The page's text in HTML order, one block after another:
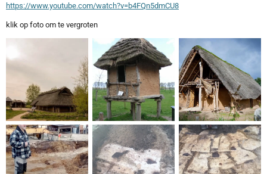
https://www.youtube.com/watch?v=b4FQn5dmCU8
klik op foto om te vergroten